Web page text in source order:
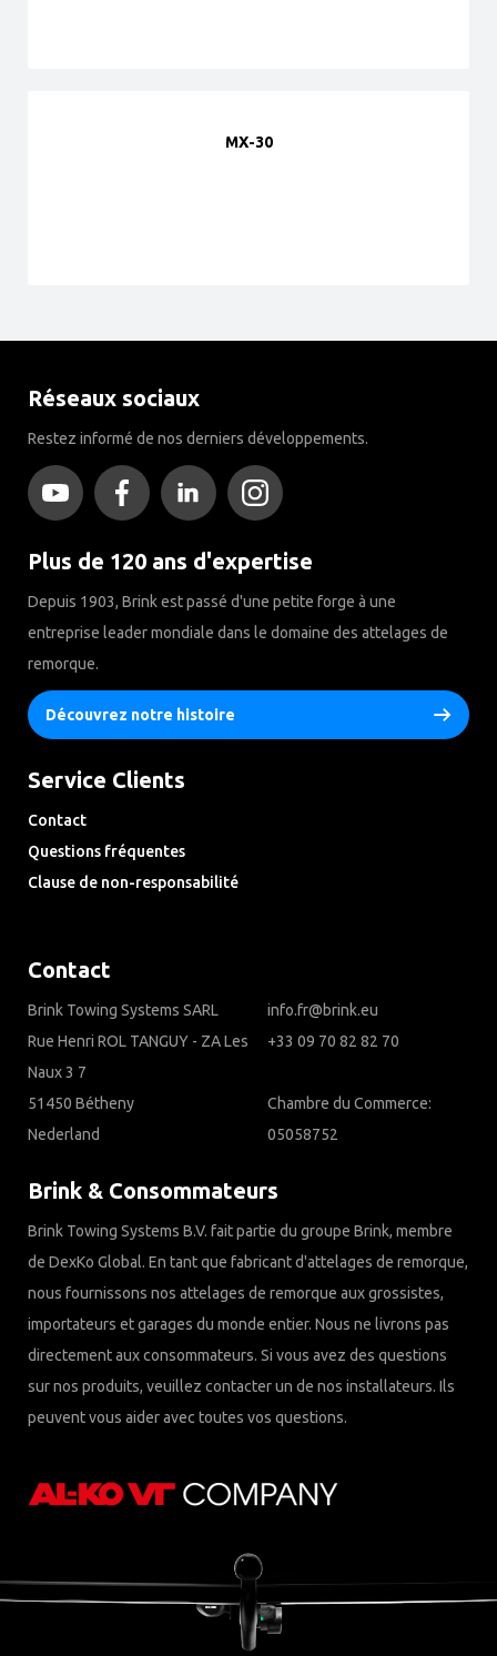
MX-30
Réseaux sociaux
Restez informé de nos derniers développements.
Plus de 120 ans d'expertise
Depuis 1903, Brink est passé d'une petite forge à une
entreprise leader mondiale dans le domaine des attelages de
remorque.
Découvrez notre histoire
Service Clients
Contact
Questions fréquentes
Clause de non-responsabilité
Contact
Brink Towing Systems SARL
Rue Henri ROL TANGUY - ZA Les
Naux 3 7
51450 Bétheny
Nederland
info.fr@brink.eu
+33 09 70 82 82 70
Chambre du Commerce:
05058752
Brink & Consommateurs
Brink Towing Systems B.V. fait partie du groupe Brink, membre
de DexKo Global. En tant que fabricant d'attelages de remorque,
nous fournissons nos attelages de remorque aux grossistes,
importateurs et garages du monde entier. Nous ne livrons pas
directement aux consommateurs. Si vous avez des questions
sur nos produits, veuillez contacter un de nos installateurs. Ils
peuvent vous aider avec toutes vos questions.